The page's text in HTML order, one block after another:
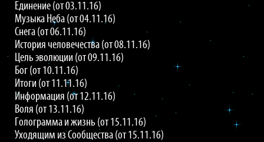
Единение (от 03.11.16)
Музыка Неба (от 04.11.16)
Снега (от 06.11.16)
История человечества (от 08.11.16)
Цель эволюции (от 09.11.16)
Бог (от 10.11.16)
Итоги (от 11.11.16)
Информация (от 12.11.16)
Воля (от 13.11.16)
Голограмма и жизнь (от 15.11.16)
Уходящим из Сообщества (от 15.11.16)